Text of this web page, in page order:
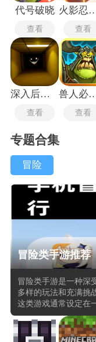
代号破晓
查看
火影忍者
查看
深入后室2.0版本
查看
兽人必须死
查看
专题合集
冒险
冒险类手游推荐
冒险类手游是一种深
多样的玩法和充满挑
这类游戏通常设定在
角色，通过解谜、战
故事的真相。冒险类
险、角色扮演冒险等